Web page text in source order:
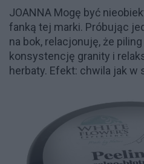
JOANNA Mogę być
fanką tej marki. Próbując
na bok, relacjonuję, że
konsystencję granity i
herbaty. Efekt: chwila jak w